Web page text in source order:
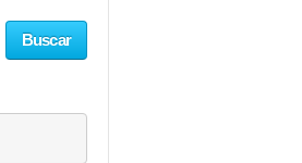
Buscar